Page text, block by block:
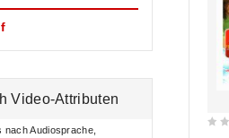
Video-Attributen
nach Audiosprache,